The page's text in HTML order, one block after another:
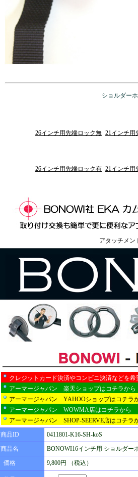
ショルダー
26インチ用先端ロック無 21インチ用
26インチ用先端ロック有 21インチ用
アタッチメン
クレジットカード決済やコンビニ決済などを
アーマージャパン 楽天ショップはコチラから
アーマージャパン YAHOOショップはコチラ
アーマージャパン WOWMA店はコチラから
アーマージャパン SHOP-SEERVE店はコチラ
商品ID
0411801-K16-SH-koS
商品名
BONOWI16インチ用 ショルダー
価格
9,800円 （税込）